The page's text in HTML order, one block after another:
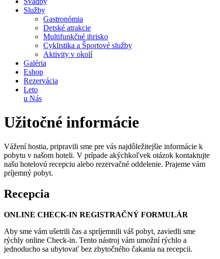
Služby
Gastronómia
Detské atrakcie
Multifunkčné ihrisko
Cyklistika a Športové služby
Aktivity v okolí
Galéria
Eshop
Rezervácia
Leto
u Nás
Užitočné informácie
Vážení hostia, pripravili sme pre vás najdôležitejšie informácie k
pobytu v našom hoteli. V prípade akýchkoľvek otázok kontaktujte
našu hotelovú recepciu alebo rezervačné oddelenie. Prajeme vám
príjemný pobyt.
Recepcia
ONLINE CHECK-IN REGISTRAČNÝ FORMULÁR
Aby sme vám ušetrili čas a spríjemnili váš pobyt, zaviedli sme
rýchly online Check-in. Tento nástroj vám umožní rýchlo a
jednoducho sa ubytovať bez zbytočného čakania na recepcii.